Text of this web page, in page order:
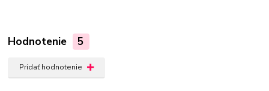
Hodnotenie 5
Pridať hodnotenie